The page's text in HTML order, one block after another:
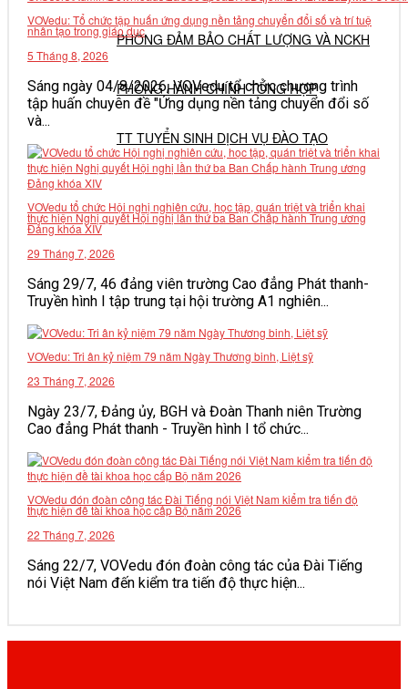
PHÒNG ĐẢM BẢO CHẤT LƯỢNG VÀ NCKH
PHÒNG HÀNH CHÍNH TỔNG HỢP
TT TUYỂN SINH DỊCH VỤ ĐÀO TẠO
NGHIÊN CỨU KHOA HỌC
VĂN BẢN
THƯ VIỆN
VOVedu: Tổ chức tập huấn ứng dụng nền tảng chuyển đổi số và trí tuệ
nhân tạo trong giáo dục
5 Tháng 8, 2026
Sáng ngày 04/8/2026, VOVedu tổ chức chương trình
tập huấn chuyên đề "Ứng dụng nền tảng chuyển đổi số
và...
VOVedu tổ chức Hội nghị nghiên cứu, học tập, quán triệt và triển khai
thực hiện Nghị quyết Hội nghị lần thứ ba Ban Chấp hành Trung ương
Đảng khóa XIV
29 Tháng 7, 2026
Sáng 29/7, 46 đảng viên trường Cao đẳng Phát thanh-
Truyền hình I tập trung tại hội trường A1 nghiên...
VOVedu: Tri ân kỷ niệm 79 năm Ngày Thương binh, Liệt sỹ
23 Tháng 7, 2026
Ngày 23/7, Đảng ủy, BGH và Đoàn Thanh niên Trường
Cao đẳng Phát thanh - Truyền hình I tổ chức...
VOVedu đón đoàn công tác Đài Tiếng nói Việt Nam kiểm tra tiến độ
thực hiện đề tài khoa học cấp Bộ năm 2026
22 Tháng 7, 2026
Sáng 22/7, VOVedu đón đoàn công tác của Đài Tiếng
nói Việt Nam đến kiểm tra tiến độ thực hiện...